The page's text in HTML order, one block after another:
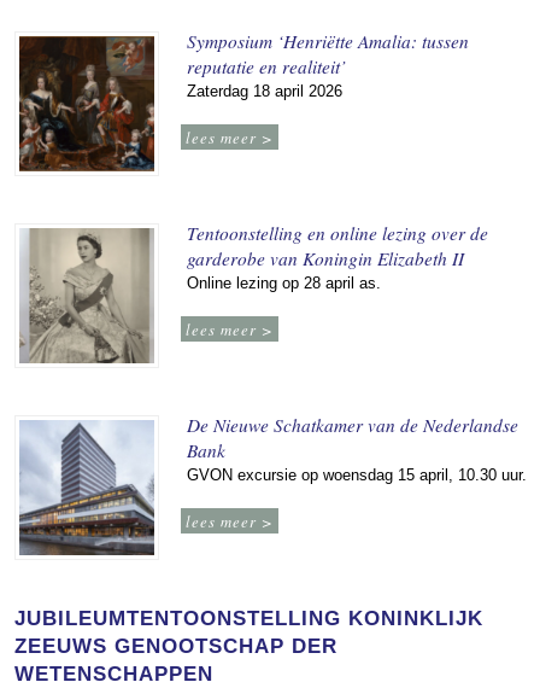
Symposium ‘Henriëtte Amalia: tussen
reputatie en realiteit’
Zaterdag 18 april 2026
lees meer >
Tentoonstelling en online lezing over de
garderobe van Koningin Elizabeth II
Online lezing op 28 april as.
lees meer >
De Nieuwe Schatkamer van de Nederlandse
Bank
GVON excursie op woensdag 15 april, 10.30 uur.
lees meer >
JUBILEUMTENTOONSTELLING KONINKLIJK
ZEEUWS GENOOTSCHAP DER
WETENSCHAPPEN